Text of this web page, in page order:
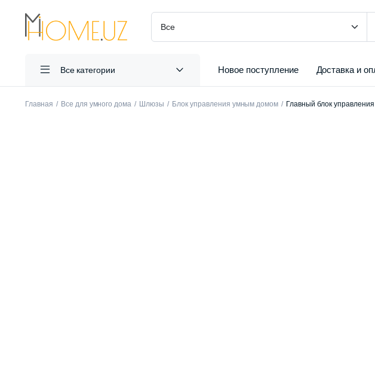
Все категории Новое поступление Доставка и
Главная Все для умного дома Шлюзы Блок управления умным домом Главный блок